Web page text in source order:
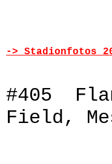
-> Stadionfotos
#405
Field,